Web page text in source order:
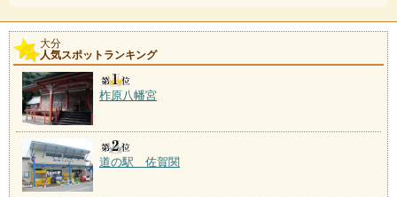
大分
人気スポットランキング
柞原八幡宮
道の駅 佐賀関